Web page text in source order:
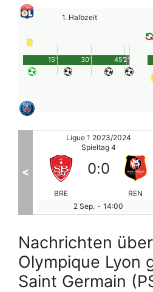
1. Halbzeit
45'
15' 30' 2'
Ligue 1 2023/2024
Spieltag 4
MON
3:0
LEN
2 Sep. - 18:00
<
Nachrichten
Olympique Lyon
Saint Germain